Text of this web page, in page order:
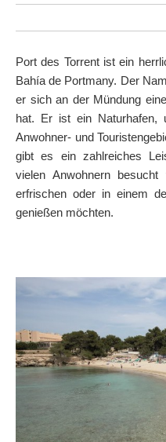
AGENDA
ORGANISIEREN SIE IHRE
AUF DIE KARTE
Kommen Sie immer an Ihrem Ziel an
Port des Torrent ist ein
Bahía de Portmany. Der
er sich an der Mündung
hat. Er ist ein Naturhafen,
Anwohner- und
gibt es ein zahlreiches
vielen Anwohnern
erfrischen oder in einem
genießen möchten.